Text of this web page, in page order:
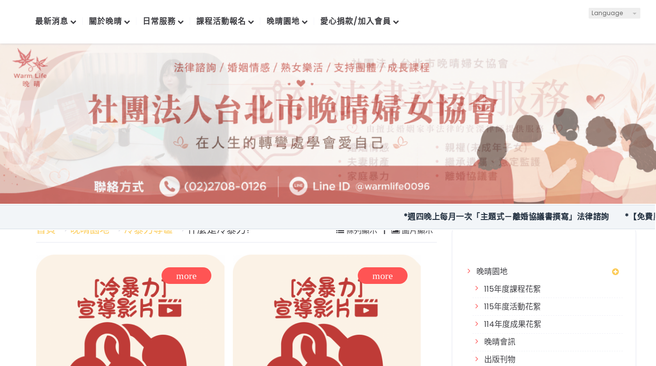
Language
最新消息 關於晚晴 日常服務 課程活動報名 晚晴園地 愛心捐款/加入會員
晚晴園地
115年度課程花絮
115年度活動花絮
114年度成果花絮
晚晴會訊
出版刊物
*週四晚上每月一次「主題式－離婚協議書撰寫」法律諮詢 *【免費服務
首頁 晚晴園地 冷暴力專區 什麼是冷暴力? 條列顯示 | 圖片顯示